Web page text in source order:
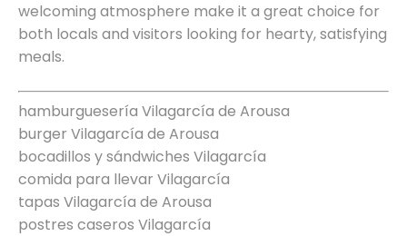
welcoming atmosphere make it a great choice for
both locals and visitors looking for hearty, satisfying
meals.
hamburguesería Vilagarcía de Arousa
burger Vilagarcía de Arousa
bocadillos y sándwiches Vilagarcía
comida para llevar Vilagarcía
tapas Vilagarcía de Arousa
postres caseros Vilagarcía